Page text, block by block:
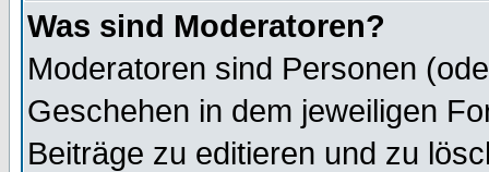
Was sind Moderatoren?
Moderatoren sind Personen
Geschehen in dem jeweiligen
Beiträge zu editieren und zu